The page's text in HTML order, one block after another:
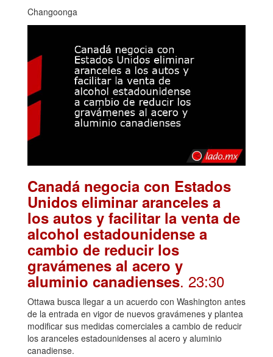
Changoonga
Canadá negocia con Estados
Unidos eliminar aranceles a
los autos y facilitar la venta de
alcohol estadounidense a
cambio de reducir los
gravámenes al acero y
aluminio canadienses. 23:30
Ottawa busca llegar a un acuerdo con Washington antes
de la entrada en vigor de nuevos gravámenes y plantea
modificar sus medidas comerciales a cambio de reducir
los aranceles estadounidenses al acero y aluminio
canadiense.